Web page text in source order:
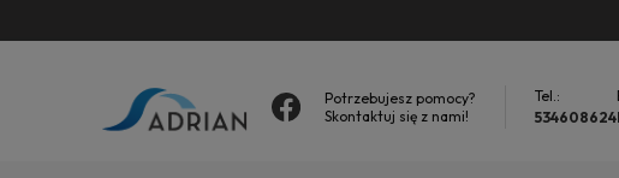
Potrzebujesz pomocy?
Skontaktuj się z nami!
Tel.:
534608624